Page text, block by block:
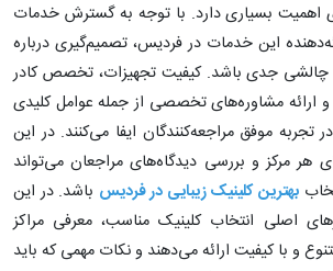
اهمیت بسیاری دارد. با توجه به گسترش خدمات
این خدمات در فردیس، تصمیم‌گیری درباره
چالشی جدی باشد. کیفیت تجهیزات، تخصص کادر
ارائه مشاوره‌های تخصصی از جمله عوامل کلیدی
موفق مراجعه‌کنندگان ایفا می‌کنند. در این
هر مرکز و بررسی دیدگاه‌های مراجعان می‌تواند
بهترین کلینیک زیبایی در فردیس باشد. در این
اصلی انتخاب کلینیک مناسب، معرفی مراکز
و با کیفیت ارائه می‌دهند و نکات مهمی که باید